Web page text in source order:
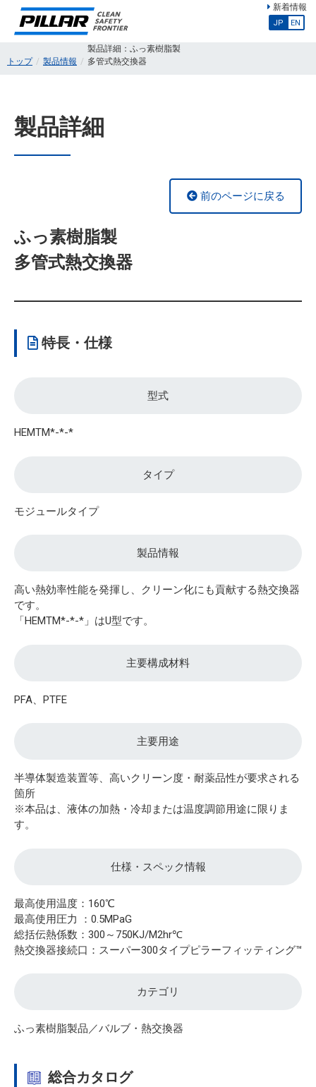
新着情報
JP EN
トップ 製品情報
製品詳細：ふっ素樹脂製
多管式熱交換器
製品詳細
前のページに戻る
ふっ素樹脂製
多管式熱交換器
特長・仕様
型式
HEMTM*-*-*
タイプ
モジュールタイプ
製品情報
高い熱効率性能を発揮し、クリーン化にも貢献する熱交換器
です。
「HEMTM*-*-*」はU型です。
主要構成材料
PFA、PTFE
主要用途
半導体製造装置等、高いクリーン度・耐薬品性が要求される
箇所
※本品は、液体の加熱・冷却または温度調節用途に限りま
す。
仕様・スペック情報
最高使用温度：160℃
最高使用圧力 ：0.5MPaG
総括伝熱係数：300～750KJ/M2hr℃
熱交換器接続口：スーパー300タイプピラーフィッティング™
カテゴリ
ふっ素樹脂製品／バルブ・熱交換器
総合カタログ